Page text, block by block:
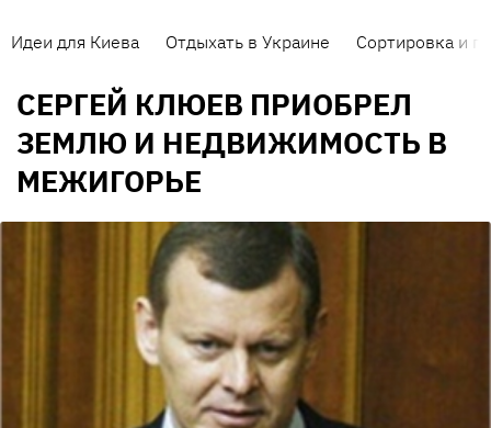
Идеи для Киева Отдыхать в Украине Сортировка и
СЕРГЕЙ КЛЮЕВ ПРИОБРЕЛ
ЗЕМЛЮ И НЕДВИЖИМОСТЬ В
МЕЖИГОРЬЕ